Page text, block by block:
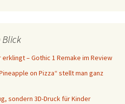
Blick
erklingt – Gothic 1 Remake im Review
on Pizza“ stellt man ganz
sondern 3D-Druck für Kinder